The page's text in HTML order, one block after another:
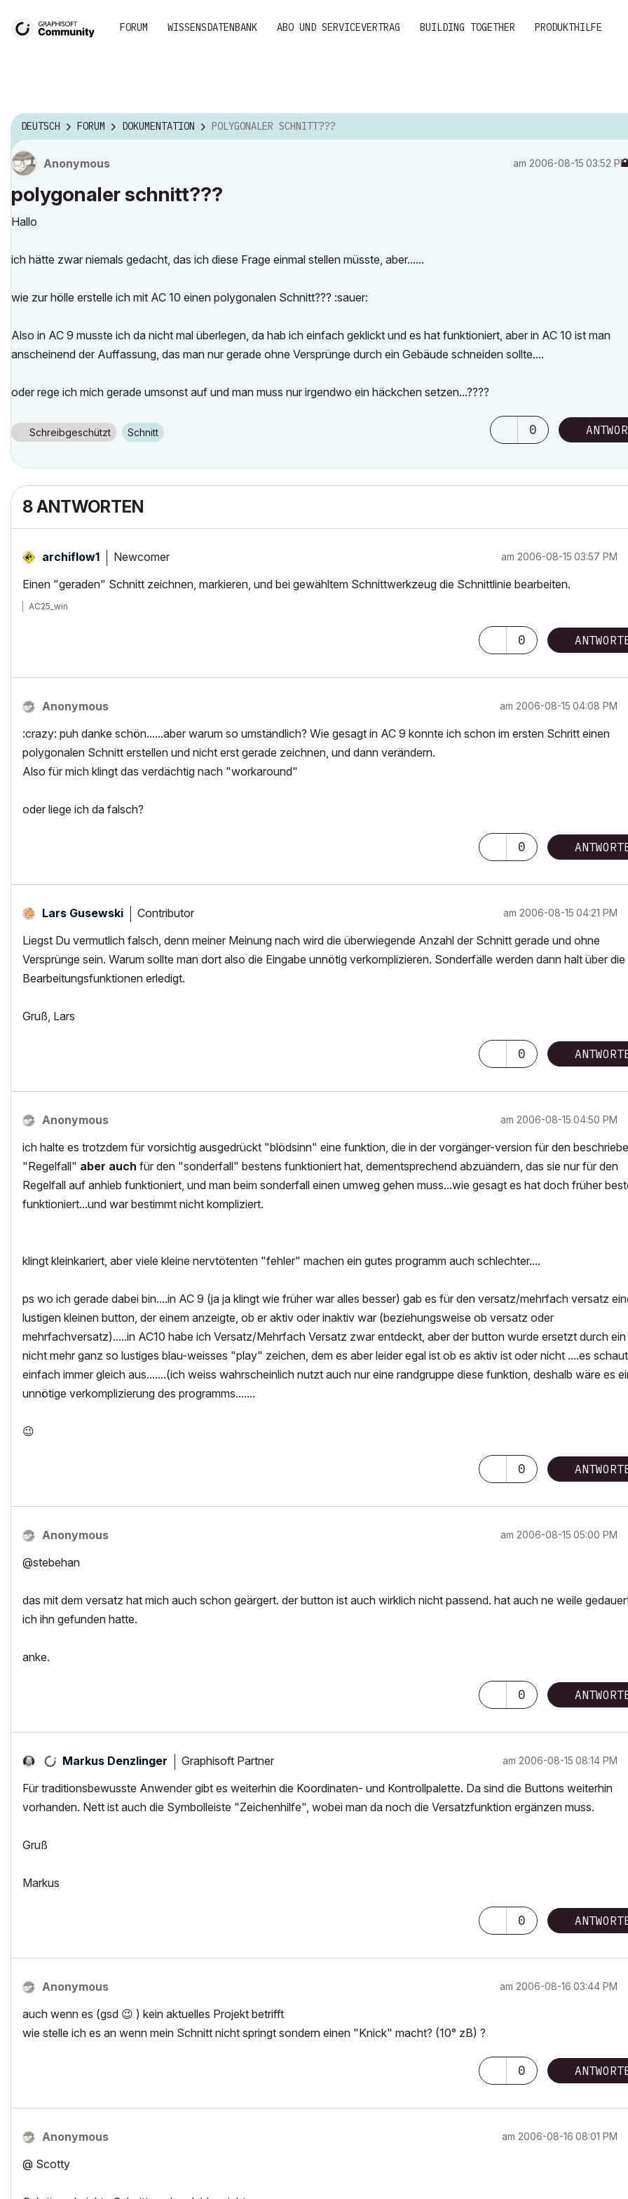
FORUM WISSENSDATENBANK ABO UND SERVICEVERTRAG BUILDING TOGETHER PRODUKTHILFE
DEUTSCH FORUM DOKUMENTATION POLYGONALER SCHNITT???
Anonymous am ‎2006-08-15 03:52 PM
polygonaler schnitt???
Hallo
ich hätte zwar niemals gedacht, das ich diese Frage einmal stellen müsste, aber......
wie zur hölle erstelle ich mit AC 10 einen polygonalen Schnitt??? :sauer:
Also in AC 9 musste ich da nicht mal überlegen, da hab ich einfach geklickt und es hat funktioniert, aber in AC 10 ist man
anscheinend der Auffassung, das man nur gerade ohne Versprünge durch ein Gebäude schneiden sollte....
oder rege ich mich gerade umsonst auf und man muss nur irgendwo ein häckchen setzen...????
Schreibgeschützt Schnitt 0
8 ANTWORTEN
archiflow1 Newcomer am ‎2006-08-15 03:57 PM
Einen "geraden" Schnitt zeichnen, markieren, und bei gewähltem Schnittwerkzeug die Schnittlinie bearbeiten.
AC25_win
0
Anonymous am ‎2006-08-15 04:08 PM
:crazy: puh danke schön......aber warum so umständlich? Wie gesagt in AC 9 konnte ich schon im ersten Schritt einen
polygonalen Schnitt erstellen und nicht erst gerade zeichnen, und dann verändern.
Also für mich klingt das verdächtig nach "workaround"
oder liege ich da falsch?
0
Lars Gusewski Contributor am ‎2006-08-15 04:21 PM
Liegst Du vermutlich falsch, denn meiner Meinung nach wird die überwiegende Anzahl der Schnitt gerade und ohne
Versprünge sein. Warum sollte man dort also die Eingabe unnötig verkomplizieren. Sonderfälle werden dann halt über die
Bearbeitungsfunktionen erledigt.
Gruß, Lars
0
Anonymous am ‎2006-08-15 04:50 PM
ich halte es trotzdem für vorsichtig ausgedrückt "blödsinn" eine funktion, die in der vorgänger-version für den
"Regelfall" aber auch für den "sonderfall" bestens funktioniert hat, dementsprechend abzuändern, das sie nur für den
Regelfall auf anhieb funktioniert, und man beim sonderfall einen umweg gehen muss...wie gesagt es hat doch früher
funktioniert...und war bestimmt nicht kompliziert.
klingt kleinkariert, aber viele kleine nervtötenten "fehler" machen ein gutes programm auch schlechter....
ps wo ich gerade dabei bin....in AC 9 (ja ja klingt wie früher war alles besser) gab es für den versatz/mehrfach versatz
lustigen kleinen button, der einem anzeigte, ob er aktiv oder inaktiv war (beziehungsweise ob versatz oder
mehrfachversatz).....in AC10 habe ich Versatz/Mehrfach Versatz zwar entdeckt, aber der button wurde ersetzt durch ein
nicht mehr ganz so lustiges blau-weisses "play" zeichen, dem es aber leider egal ist ob es aktiv ist oder nicht ....es schaut
einfach immer gleich aus.......(ich weiss wahrscheinlich nutzt auch nur eine randgruppe diese funktion, deshalb wäre es
unnötige verkomplizierung des programms.......
😉
0
Anonymous am ‎2006-08-15 05:00 PM
@stebehan
das mit dem versatz hat mich auch schon geärgert. der button ist auch wirklich nicht passend. hat auch ne weile
ich ihn gefunden hatte.
anke.
0
Markus Denzlinger Graphisoft Partner am ‎2006-08-15 08:14 PM
Für traditionsbewusste Anwender gibt es weiterhin die Koordinaten- und Kontrollpalette. Da sind die Buttons weiterhin
vorhanden. Nett ist auch die Symbolleiste "Zeichenhilfe", wobei man da noch die Versatzfunktion ergänzen muss.
Gruß
Markus
0
Anonymous am ‎2006-08-16 03:44 PM
auch wenn es (gsd 😉 ) kein aktuelles Projekt betrifft
wie stelle ich es an wenn mein Schnitt nicht springt sondern einen "Knick" macht? (10° zB) ?
0
Anonymous am ‎2006-08-16 08:01 PM
@ Scotty